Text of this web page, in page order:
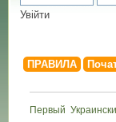
Увійти
ПРАВИЛА
Первый